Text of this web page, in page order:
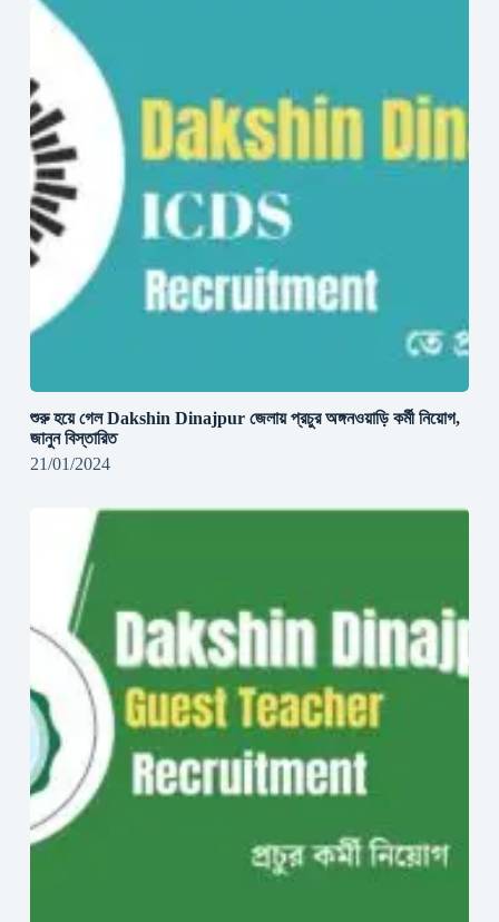
শুরু হয়ে গেল Dakshin Dinajpur জেলায় প্রচুর অঙ্গনওয়াড়ি কর্মী নিয়োগ,
জানুন বিস্তারিত
21/01/2024